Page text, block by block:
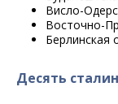
Висло-
Восточно-
Берлинская
Десять